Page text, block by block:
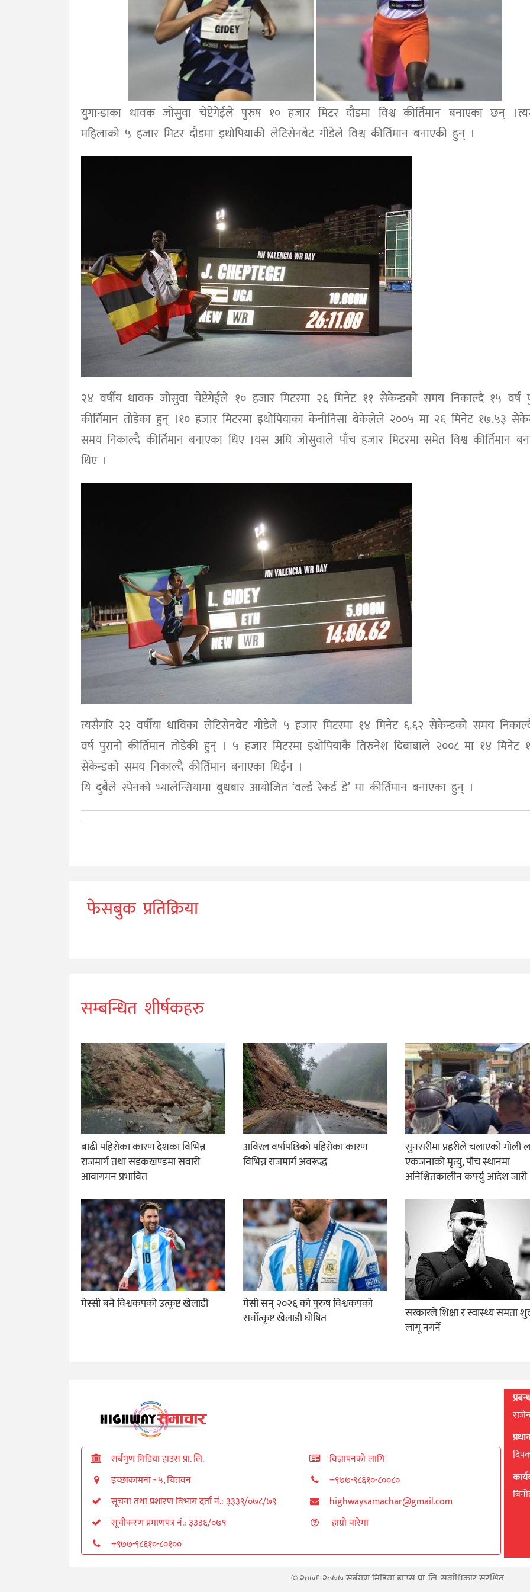
युगान्डाका धावक जोसुवा चेप्टेगेईले पुरुष १० हजार मिटर दौडमा विश्व कीर्तिमान बनाएका छन्
महिलाको ५ हजार मिटर दौडमा इथोपियाकी लेटिसेनबेट गीडेले विश्व कीर्तिमान बनाएकी हुन् ।
२४ वर्षीय धावक जोसुवा चेप्टेगेईले १० हजार मिटरमा २६ मिनेट ११ सेकेन्डको समय निकाल्दै १५ वर्ष
कीर्तिमान तोडेका हुन् ।१० हजार मिटरमा इथोपियाका केनीनिसा बेकेलेले २००५ मा २६ मिनेट १७.५३
समय निकाल्दै कीर्तिमान बनाएका थिए ।यस अघि जोसुवाले पाँच हजार मिटरमा समेत विश्व कीर्तिमान
थिए ।
त्यसैगरि २२ वर्षीया धाविका लेटिसेनबेट गीडेले ५ हजार मिटरमा १४ मिनेट ६.६२ सेकेन्डको समय
वर्ष पुरानो कीर्तिमान तोडेकी हुन् । ५ हजार मिटरमा इथोपियाकै तिरुनेश दिबाबाले २००८ मा १४ मिनेट
सेकेन्डको समय निकाल्दै कीर्तिमान बनाएका थिईन ।
यि दुबैले स्पेनको भ्यालेन्सियामा बुधबार आयोजित ‘वर्ल्ड रेकर्ड डे’ मा कीर्तिमान बनाएका हुन् ।
फेसबुक प्रतिक्रिया
सम्बन्धित शीर्षकहरु
बाढी पहिरोका कारण देशका विभिन्न
राजमार्ग तथा सडकखण्डमा सवारी
आवागमन प्रभावित
अविरल वर्षापछिको पहिरोका कारण
विभिन्न राजमार्ग अवरूद्ध
सुनसरीमा प्रहरीले चलाएको गोली
एकजनाको मृत्यु, पाँच स्थानमा
अनिश्चितकालीन कर्फ्यु आदेश जारी
मेस्सी बने विश्वकपको उत्कृष्ट खेलाडी
मेसी सन् २०२६ को पुरुष विश्वकपको
सर्वोत्कृष्ट खेलाडी घोषित
सरकारले शिक्षा र स्वास्थ्य समता
लागू नगर्ने
सर्बगुण मिडिया हाउस प्रा. लि.
इच्छाकामना - ५, चितवन
सूचना तथा प्रशारण विभाग दर्ता नं.: ३३३९/०७८/७९
सूचीकरण प्रमाणपत्र नं.: ३३३६/०७९
+९७७-९८६१०-८०१००
विज्ञापनको लागि
+९७७-९८६१०-८००८०
highwaysamachar@gmail.com
हाम्रो बारेमा
© २०७६-२०७७ सर्बगुण मिडिया हाउस प्रा. लि. सर्वाधिकार सुरक्षित